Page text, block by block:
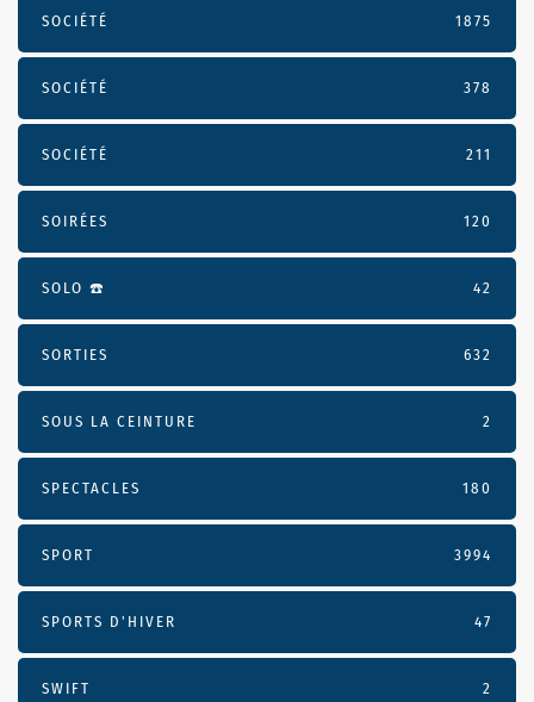
SOCIÉTÉ 1875
SOCIÉTÉ 378
SOCIÉTÉ 211
SOIRÉES 120
SOLO ☎️ 42
SORTIES 632
SOUS LA CEINTURE 2
SPECTACLES 180
SPORT 3994
SPORTS D'HIVER 47
SWIFT 2